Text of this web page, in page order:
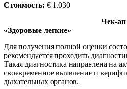
Стоимость: € 1.030
Чек-ап по
«Здоровые легкие»
Для получения полной оценки
рекомендуется проходить
Такая диагностика направлена на
своевременное выявление и
дыхательных органов.